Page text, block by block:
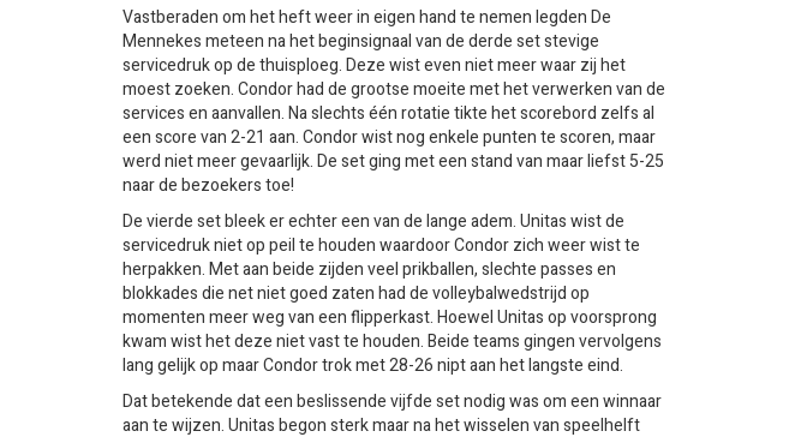
Vastberaden om het heft weer in eigen hand te nemen legden De
Mennekes meteen na het beginsignaal van de derde set stevige
servicedruk op de thuisploeg. Deze wist even niet meer waar zij het
moest zoeken. Condor had de grootse moeite met het verwerken van de
services en aanvallen. Na slechts één rotatie tikte het scorebord zelfs al
een score van 2-21 aan. Condor wist nog enkele punten te scoren, maar
werd niet meer gevaarlijk. De set ging met een stand van maar liefst 5-25
naar de bezoekers toe!
De vierde set bleek er echter een van de lange adem. Unitas wist de
servicedruk niet op peil te houden waardoor Condor zich weer wist te
herpakken. Met aan beide zijden veel prikballen, slechte passes en
blokkades die net niet goed zaten had de volleybalwedstrijd op
momenten meer weg van een flipperkast. Hoewel Unitas op voorsprong
kwam wist het deze niet vast te houden. Beide teams gingen vervolgens
lang gelijk op maar Condor trok met 28-26 nipt aan het langste eind.
Dat betekende dat een beslissende vijfde set nodig was om een winnaar
aan te wijzen. Unitas begon sterk maar na het wisselen van speelhelft